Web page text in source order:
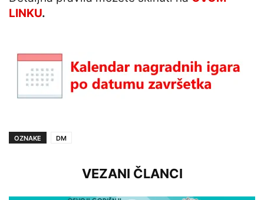
LINKU.
OZNAKE DM
VEZANI ČLANCI